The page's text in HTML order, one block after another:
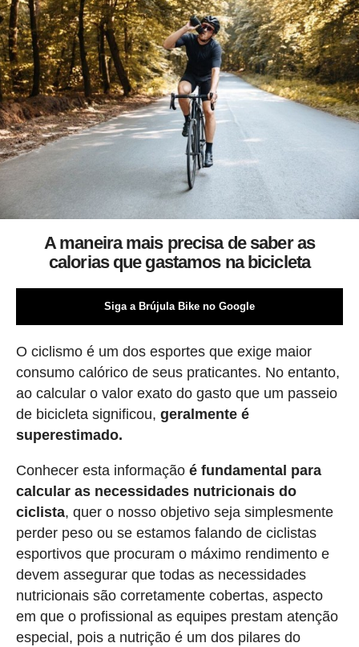
A maneira mais precisa de saber as
calorias que gastamos na bicicleta
Siga a Brújula Bike no Google
O ciclismo é um dos esportes que exige maior
consumo calórico de seus praticantes. No entanto,
ao calcular o valor exato do gasto que um passeio
de bicicleta significou, geralmente é
superestimado.
Conhecer esta informação é fundamental para
calcular as necessidades nutricionais do
ciclista, quer o nosso objetivo seja simplesmente
perder peso ou se estamos falando de ciclistas
esportivos que procuram o máximo rendimento e
devem assegurar que todas as necessidades
nutricionais são corretamente cobertas, aspecto
em que o profissional as equipes prestam atenção
especial, pois a nutrição é um dos pilares do